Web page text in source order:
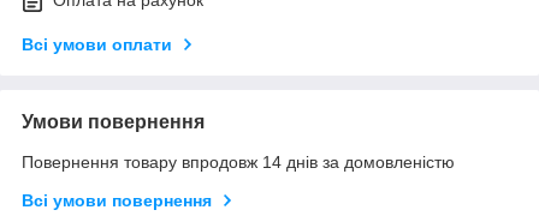
Всі умови оплати
Умови повернення
Повернення товару впродовж 14 днів за домовленістю
Всі умови повернення